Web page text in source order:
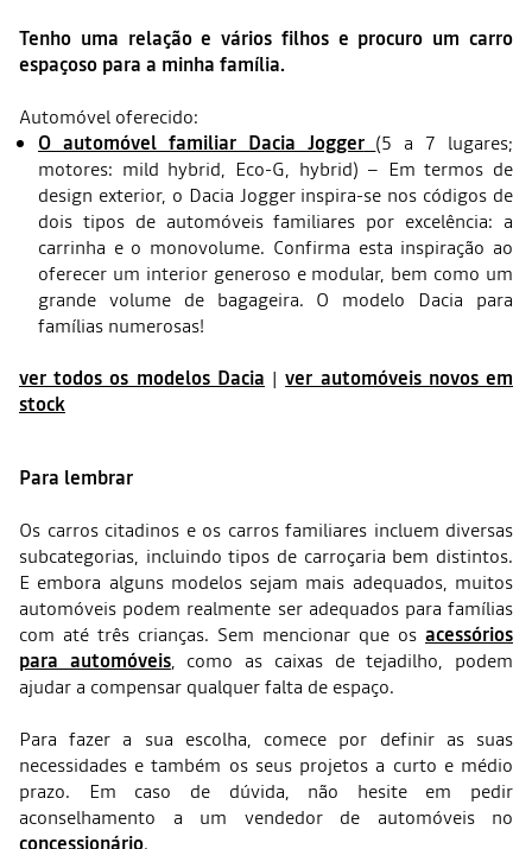
Tenho uma relação e vários filhos e procuro um carro
espaçoso para a minha família.
Automóvel oferecido:
O automóvel familiar Dacia Jogger (5 a 7 lugares;
motores: mild hybrid, Eco-G, hybrid) – Em termos de
design exterior, o Dacia Jogger inspira-se nos códigos de
dois tipos de automóveis familiares por excelência: a
carrinha e o monovolume. Confirma esta inspiração ao
oferecer um interior generoso e modular, bem como um
grande volume de bagageira. O modelo Dacia para
famílias numerosas!
ver todos os modelos Dacia |ver automóveis novos em
stock
Para lembrar
Os carros citadinos e os carros familiares incluem diversas
subcategorias, incluindo tipos de carroçaria bem distintos.
E embora alguns modelos sejam mais adequados, muitos
automóveis podem realmente ser adequados para famílias
com até três crianças. Sem mencionar que os acessórios
para automóveis, como as caixas de tejadilho, podem
ajudar a compensar qualquer falta de espaço.
Para fazer a sua escolha, comece por definir as suas
necessidades e também os seus projetos a curto e médio
prazo. Em caso de dúvida, não hesite em pedir
aconselhamento a um vendedor de automóveis no
concessionário.